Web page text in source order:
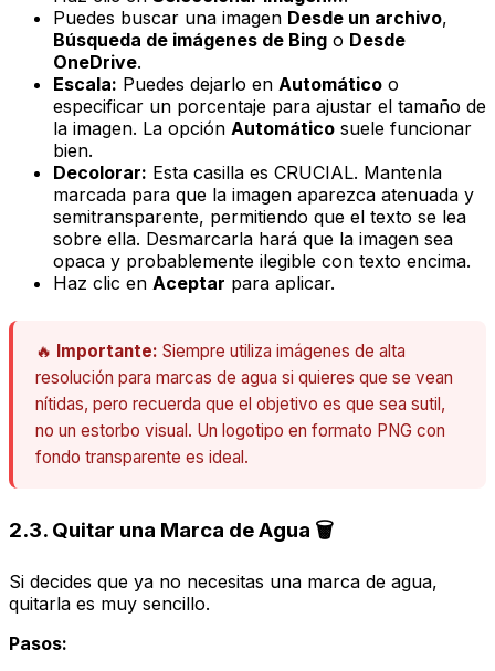
Puedes buscar una imagen Desde un archivo,
Búsqueda de imágenes de Bing o Desde
OneDrive.
Escala: Puedes dejarlo en Automático o
especificar un porcentaje para ajustar el tamaño de
la imagen. La opción Automático suele funcionar
bien.
Decolorar: Esta casilla es CRUCIAL. Mantenla
marcada para que la imagen aparezca atenuada y
semitransparente, permitiendo que el texto se lea
sobre ella. Desmarcarla hará que la imagen sea
opaca y probablemente ilegible con texto encima.
Haz clic en Aceptar para aplicar.
🔥 Importante: Siempre utiliza imágenes de alta
resolución para marcas de agua si quieres que se vean
nítidas, pero recuerda que el objetivo es que sea sutil,
no un estorbo visual. Un logotipo en formato PNG con
fondo transparente es ideal.
2.3. Quitar una Marca de Agua 🗑️
Si decides que ya no necesitas una marca de agua,
quitarla es muy sencillo.
Pasos: